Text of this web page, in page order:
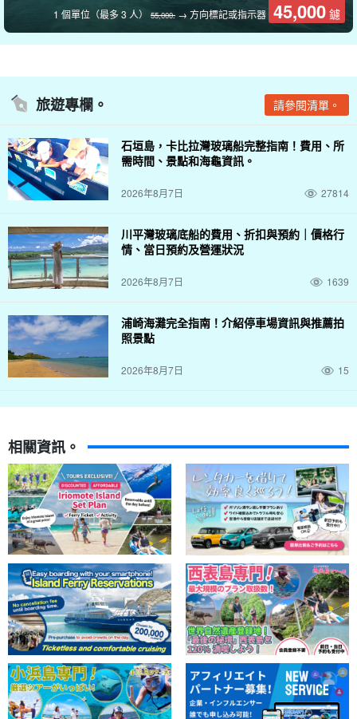
被稱為 「奇跡之島 」的巴拉蘇島是西表島北部上原港附近的一個偏
僻小島。
活珊瑚。
漂浮在石垣島（Ishigaki Island）翠藍的海水中。
該島是一座幻影島嶼，在碧綠清澈的海面上閃耀著白色的光芒、
有在退潮時。它之所以被稱為「幻影島」，是因為它從海中浮出，
石西潟湖
1 個單位（最多 3 人） 55,000. → 方向標記或指示器 45,000 鑢
旅遊專欄。 請參閱清單。
石垣島，卡比拉灣玻璃船完整指南！費用、所
需時間、景點和海龜資訊。
2026年8月7日 27814
川平灣玻璃底船的費用、折扣與預約｜價格行
情、當日預約及營運狀況
2026年8月7日 1639
浦崎海灘完全指南！介紹停車場資訊與推薦拍
照景點
2026年8月7日 15
相關資訊。